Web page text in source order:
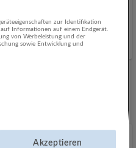
zur Identifikation
Informationen auf einem Endgerät.
von Werbeleistung und der
sowie Entwicklung und
Akzeptieren